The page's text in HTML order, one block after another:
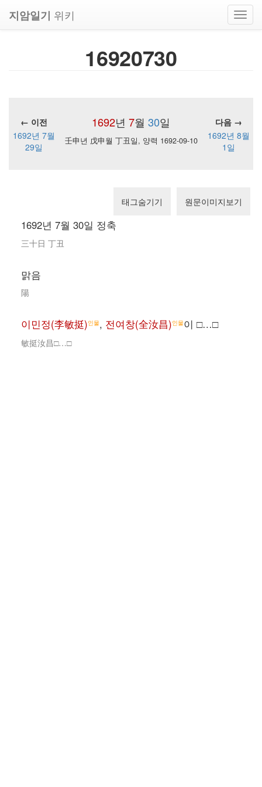
지암일기 위키
16920730
1692년 7월 30일
← 이전
다음 →
1692년 7월
29일
壬申년 戊申월 丁丑일, 양력 1692-09-10
1692년 8월
1일
태그숨기기 원문이미지보기
1692년 7월 30일 정축
三十日 丁丑
맑음
陽
이민정(李敏挺)인물, 전여창(全汝昌)인물이 □…□
敏挺汝昌□…□